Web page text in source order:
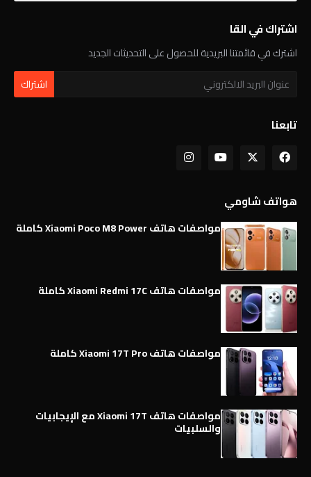
اشتراك في القا
اشترك في قائمتنا البريدية للحصول على التحديثات الجديد
تابعنا
هواتف شاومي
مواصفات هاتف Xiaomi Poco M8 Power كاملة
مواصفات هاتف Xiaomi Redmi 17C كاملة
مواصفات هاتف Xiaomi 17T Pro كاملة
مواصفات هاتف Xiaomi 17T مع الإيجابيات
والسلبيات